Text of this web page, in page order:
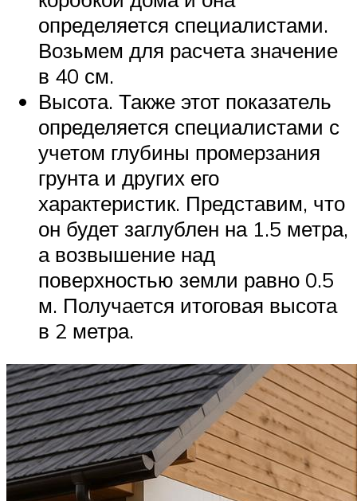
определяется специалистами.
Возьмем для расчета значение
в 40 см.
Высота. Также этот показатель
определяется специалистами с
учетом глубины промерзания
грунта и других его
характеристик. Представим, что
он будет заглублен на 1.5 метра,
а возвышение над
поверхностью земли равно 0.5
м. Получается итоговая высота
в 2 метра.